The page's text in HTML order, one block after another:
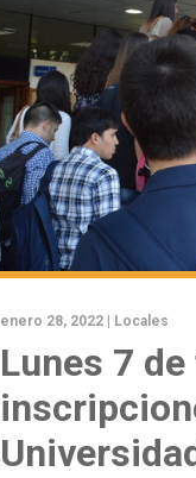
enero 28, 2022 | Locales
Lunes 7